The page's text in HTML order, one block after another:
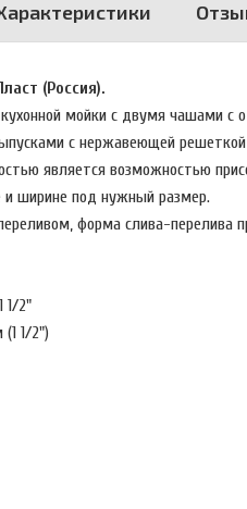
(Россия).
мойки с двумя чашами с
с нержавеющей
является возможностью
и ширине под нужный размер.
форма слива-перелива
1/2"
1/2")